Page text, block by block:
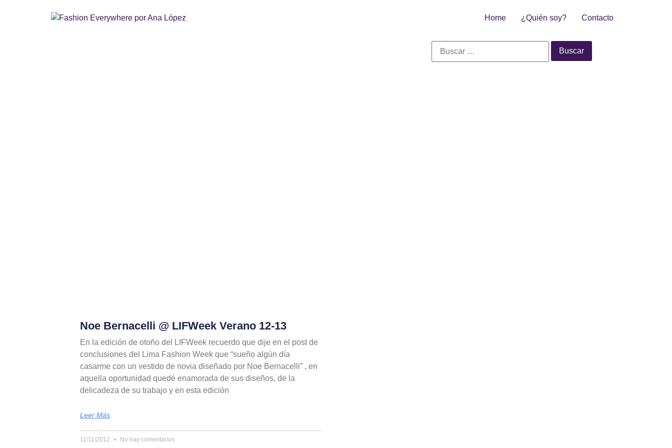
Home ¿Quién soy? Contacto
Noe Bernacelli @ LIFWeek Verano 12-13
En la edición de otoño del LIFWeek recuerdo que dije en el post de
conclusiones del Lima Fashion Week que “sueño algún día
casarme con un vestido de novia diseñado por Noe Bernacelli” , en
aquella oportunidad quedé enamorada de sus diseños, de la
delicadeza de su trabajo y en esta edición
Leer Más
11/11/2012 No hay comentarios